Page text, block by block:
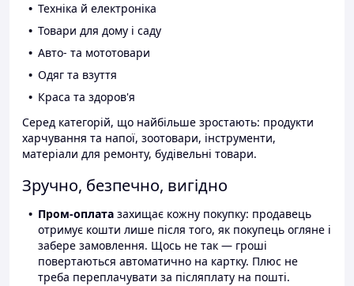
Техніка й електроніка
Товари для дому і саду
Авто- та мототовари
Одяг та взуття
Краса та здоров'я
Серед категорій, що найбільше зростають: продукти
харчування та напої, зоотовари, інструменти,
матеріали для ремонту, будівельні товари.
Зручно, безпечно, вигідно
Пром-оплата захищає кожну покупку: продавець
отримує кошти лише після того, як покупець огляне і
забере замовлення. Щось не так — гроші
повертаються автоматично на картку. Плюс не
треба переплачувати за післяплату на пошті.